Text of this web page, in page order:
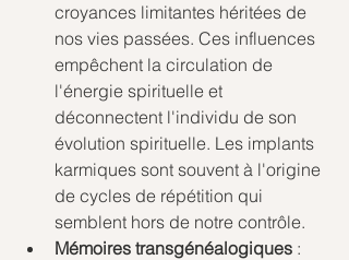
croyances limitantes héritées de
nos vies passées. Ces influences
empêchent la circulation de
l'énergie spirituelle et
déconnectent l'individu de son
évolution spirituelle. Les implants
karmiques sont souvent à l'origine
de cycles de répétition qui
semblent hors de notre contrôle.
Mémoires transgénéalogiques :